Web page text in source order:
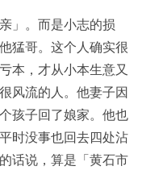
」。而是小志的损
猛哥。这个人确实很
本，才从小本生意又
风流的人。他妻子因
孩子回了娘家。他也
时没事也回去四处沾
话说，算是「黄石市